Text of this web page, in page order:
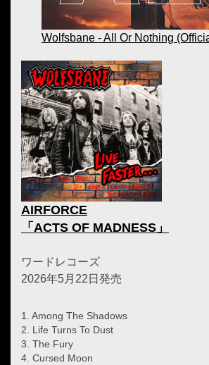
Wolfsbane - All Or Nothing
AIRFORCE
「ACTS OF MADNESS」
ワードレコーズ
2026年5月22日発売
1. Among The Shadows
2. Life Turns To Dust
3. The Fury
4. Cursed Moon